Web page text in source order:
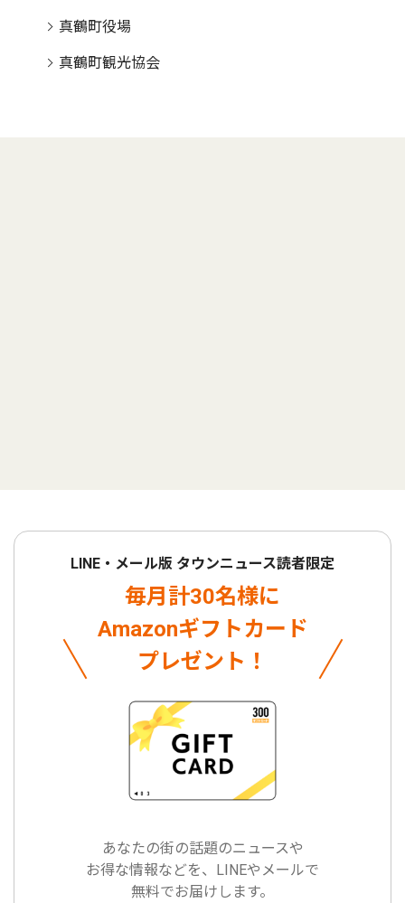
真鶴町役場
真鶴町観光協会
LINE・メール版 タウンニュース読者限定
毎月計30名様に
Amazonギフトカード
プレゼント！
あなたの街の話題のニュースや
お得な情報などを、LINEやメールで
無料でお届けします。